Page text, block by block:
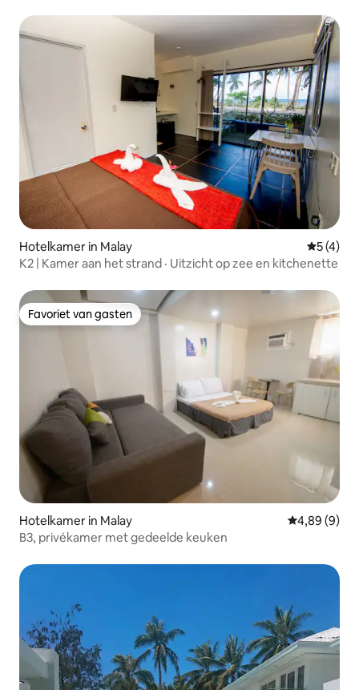
Hotelkamer in Malay
5 (4)
K2 | Kamer aan het strand · Uitzicht op zee en kitchenette
Favoriet van gasten
Favoriet van gasten
Hotelkamer in Malay Gemiddelde
4,89 (9)
B3, privékamer met gedeelde keuken